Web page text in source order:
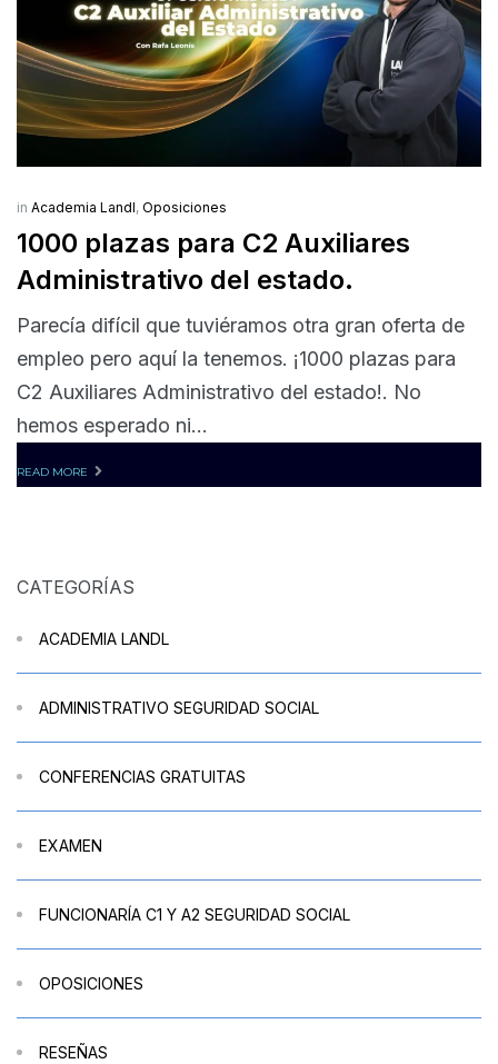
in Academia Landl, Oposiciones
1000 plazas para C2 Auxiliares
Administrativo del estado.
Parecía difícil que tuviéramos otra gran oferta de
empleo pero aquí la tenemos. ¡1000 plazas para
C2 Auxiliares Administrativo del estado!. No
hemos esperado ni...
READ MORE
CATEGORÍAS
ACADEMIA LANDL
ADMINISTRATIVO SEGURIDAD SOCIAL
CONFERENCIAS GRATUITAS
EXAMEN
FUNCIONARÍA C1 Y A2 SEGURIDAD SOCIAL
OPOSICIONES
RESEÑAS